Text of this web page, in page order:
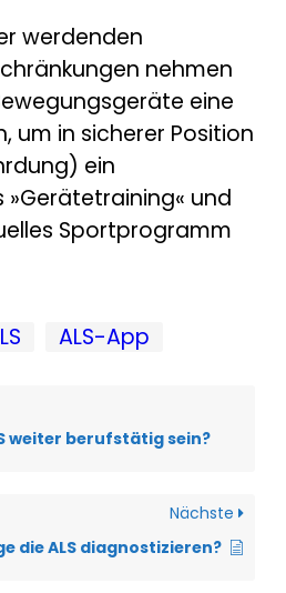
werdenden
nehmen
eine
um in sicherer Position
ein
und
Sportprogramm
ALS-App
weiter berufstätig sein?
Nächste
die ALS diagnostizieren?